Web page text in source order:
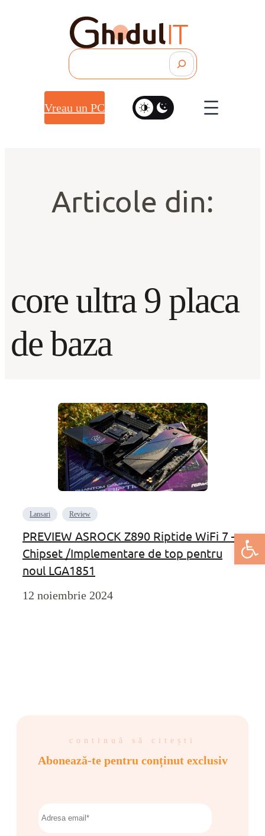
Deschide
Vreau un PC
Articole din:
core ultra 9 placa
de baza
Lansari Review
PREVIEW ASROCK Z890 Riptide WiFi 7 –
Chipset /Implementare de top pentru
noul LGA1851
12 noiembrie 2024
continuă să citești
Abonează-te pentru conținut exclusiv